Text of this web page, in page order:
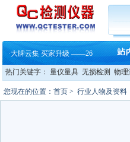
铸就AI服务器质量动脉 – 高
ZEISS BOSELLO ADR 让内部缺
蔡司和亿纬锂能达成战略合作
·大牌云集 买家升级 ——26
·蔡司软件 | 高效变形分析能
·铸就AI服务器质量动脉 – 高
·铸就AI服务器质量动脉 – 高
·蔡司和亿纬锂能达成战略合作
热门关键字： 量仪量具 无损检测 物理
您现在的位置： 首页 > 行业人物及资料